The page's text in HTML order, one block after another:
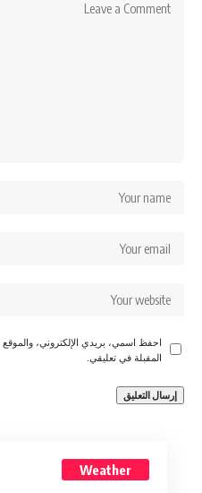
احفظ اسمي، بريدي الإلكتروني، والموقع
المقبلة في تعليقي.
Weather